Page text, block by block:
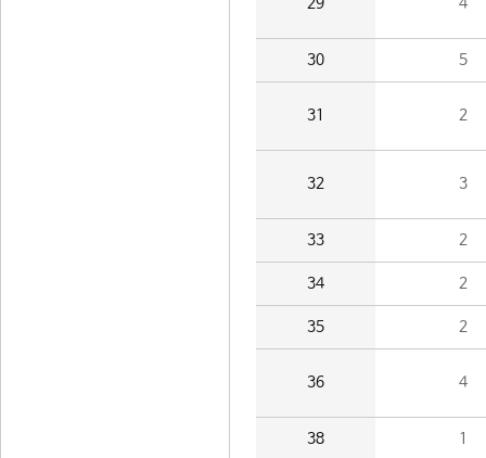
30 5
31 2
32 3
33 2
34 2
35 2
36 4
38 1